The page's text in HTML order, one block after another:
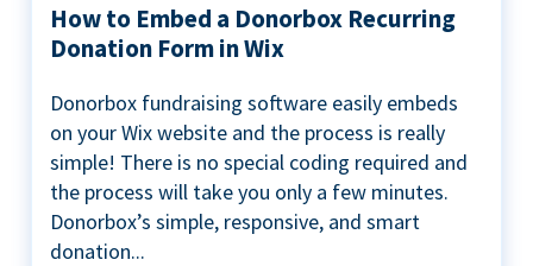
How to Embed a Donorbox Recurring
Donation Form in Wix
Donorbox fundraising software easily embeds
on your Wix website and the process is really
simple! There is no special coding required and
the process will take you only a few minutes.
Donorbox’s simple, responsive, and smart
donation...